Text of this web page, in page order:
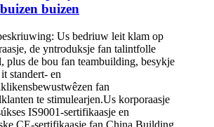
buizen
Us bedriuw leit klam op
de yntroduksje fan talintfolle
plus de bou fan teambuilding, besykje
standert- en
fan
te stimulearjen.Us korporaasje
IS9001-sertifikaasje en
CE-sertifikaasje fan China Building